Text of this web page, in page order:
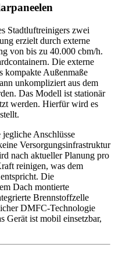
Stadtluftreinigers zwei
erzielt durch externe
von bis zu 40.000 cbm/h.
Die externe
kompakte Außenmaße
unkompliziert aus dem
Das Modell ist stationär
werden. Hierfür wird es
jegliche Anschlüsse
Versorgungsinfrastruktur
nach aktueller Planung pro
reinigen, was dem
Die
Dach montierte
Brennstoffzelle
DMFC-Technologie
Gerät ist mobil einsetzbar,